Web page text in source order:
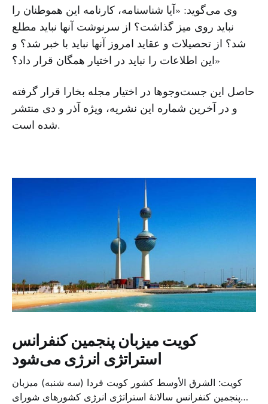
وی می‌گوید: «آیا شناسنامه، کارنامه این هموطنان را
نباید روی میز گذاشت؟ از سرنوشت آنها نباید مطلع
شد؟ از تحصیلات و عقاید امروز آنها نباید با خبر شد؟ و
این اطلاعات را نباید در اختیار همگان قرار داد؟»
حاصل این جست‌وجوها در اختیار مجله بخارا قرار گرفته
و در آخرین شماره این نشریه، ویژه آذر و دی منتشر
شده است.
کویت میزبان پنجمین کنفرانس
استراتژی انرژی می‌شود
کویت: الشرق الأوسط کشور کویت فردا (سه شنبه) میزبان
پنجمین کنفرانس سالانهٔ استراتژی انرژی کشورهای شورای